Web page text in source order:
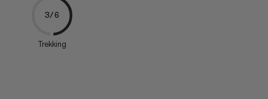
3/6
Trekking